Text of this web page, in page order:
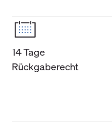
14 Tage
Rückgaberecht